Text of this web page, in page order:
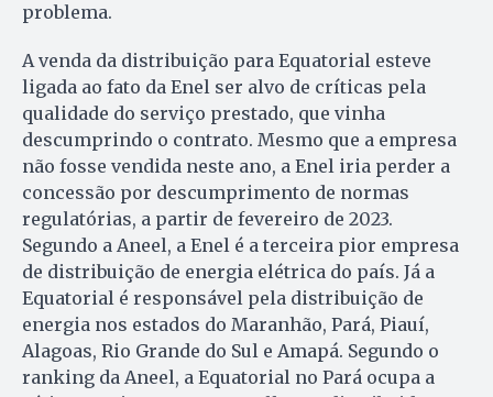
problema.
A venda da distribuição para Equatorial esteve
ligada ao fato da Enel ser alvo de críticas pela
qualidade do serviço prestado, que vinha
descumprindo o contrato. Mesmo que a empresa
não fosse vendida neste ano, a Enel iria perder a
concessão por descumprimento de normas
regulatórias, a partir de fevereiro de 2023.
Segundo a Aneel, a Enel é a terceira pior empresa
de distribuição de energia elétrica do país. Já a
Equatorial é responsável pela distribuição de
energia nos estados do Maranhão, Pará, Piauí,
Alagoas, Rio Grande do Sul e Amapá. Segundo o
ranking da Aneel, a Equatorial no Pará ocupa a